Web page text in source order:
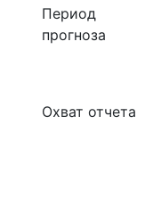
Период
прогноза
Охват отчета